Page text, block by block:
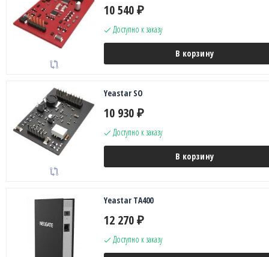
10 540 ₽
Доступно к заказу
В корзину
Yeastar SO
10 930 ₽
Доступно к заказу
В корзину
Yeastar TA400
12 270 ₽
Доступно к заказу